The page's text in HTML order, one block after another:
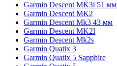
Garmin Descent MK3i 51 мм
Garmin Descent MK2
Garmin Descent Mk3 43 мм
Garmin Descent MK2I
Garmin Descent Mk2s
Garmin Quatix 3
Garmin Quatix 5 Sapphire